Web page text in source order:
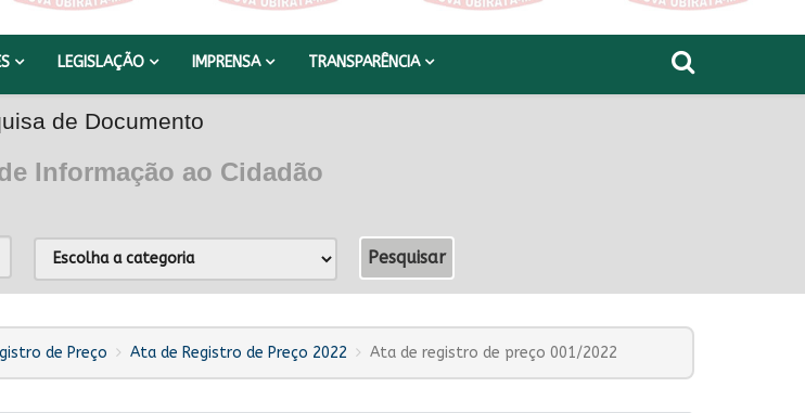
LEGISLAÇÃO IMPRENSA TRANSPARÊNCIA
de Documento
Informação ao Cidadão
de Preço Ata de Registro de Preço 2022 Ata de registro de preço 001/2022